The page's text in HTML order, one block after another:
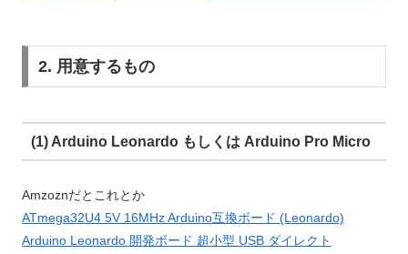
2. 用意するもの
(1) Arduino Leonardo もしくは Arduino Pro Micro
Amzoznだとこれとか
ATmega32U4 5V 16MHz Arduino互換ボード (Leonardo)
Arduino Leonardo 開発ボード 超小型 USB ダイレクト